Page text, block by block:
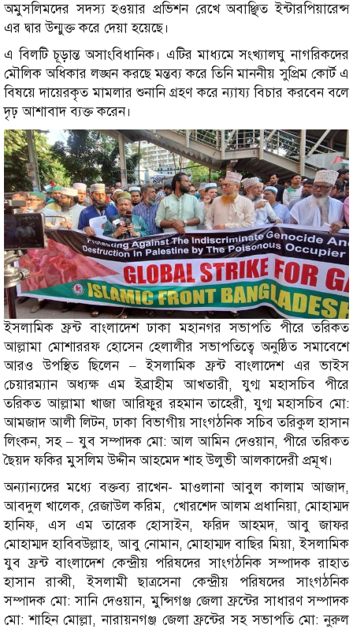
অমুসলিমদের সদস্য হওয়ার প্রভিশন রেখে অবাঞ্ছিত ইন্টারপিয়ারেন্স
এর দ্বার উন্মুক্ত করে দেয়া হয়েছে।
এ বিলটি চূড়ান্ত অসাংবিধানিক। এটির মাধ্যমে সংখ্যালঘু নাগরিকদের
মৌলিক অধিকার লঙ্ঘন করছে মন্তব্য করে তিনি মাননীয় সুপ্রিম কোর্ট এ
বিষয়ে দায়েরকৃত মামলার শুনানি গ্রহণ করে ন্যায্য বিচার করবেন বলে
দৃঢ় আশাবাদ ব্যক্ত করেন।
ইসলামিক ফ্রন্ট বাংলাদেশ ঢাকা মহানগর সভাপতি পীরে তরিকত
আল্লামা মোশাররফ হোসেন হেলালীর সভাপতিত্বে অনুষ্ঠিত সমাবেশে
আরও উপস্থিত ছিলেন – ইসলামিক ফ্রন্ট বাংলাদেশ এর ভাইস
চেয়ারম্যান অধ্যক্ষ এম ইব্রাহীম আখতারী, যুগ্ম মহাসচিব পীরে
তরিকত আল্লামা খাজা আরিফুর রহমান তাহেরী, যুগ্ম মহাসচিব মো:
আমজাদ আলী লিটন, ঢাকা বিভাগীয় সাংগঠনিক সচিব তরিকুল হাসান
লিংকন, সহ – যুব সম্পাদক মো: আল আমিন দেওয়ান, পীরে তরিকত
ছৈয়দ ফকির মুসলিম উদ্দীন আহমেদ শাহ উলুভী আলকাদেরী প্রমূখ।
অন্যান্যদের মধ্যে বক্তব্য রাখেন- মাওলানা আবুল কালাম আজাদ,
আবদুল খালেক, রেজাউল করিম, খোরশেদ আলম প্রধানিয়া, মোহাম্মদ
হানিফ, এস এম তারেক হোসাইন, ফরিদ আহমদ, আবু জাফর
মোহাম্মদ হাবিবউল্লাহ, আবু নোমান, মোহাম্মদ বাছির মিয়া, ইসলামিক
যুব ফ্রন্ট বাংলাদেশ কেন্দ্রীয় পরিষদের সাংগঠনিক সম্পাদক রাহাত
হাসান রাব্বী, ইসলামী ছাত্রসেনা কেন্দ্রীয় পরিষদের সাংগঠনিক
সম্পাদক মো: সানি দেওয়ান, মুন্সিগঞ্জ জেলা ফ্রন্টের সাধারণ সম্পাদক
মো: শাহিন মোল্লা, নারায়নগঞ্জ জেলা ফ্রন্টের সহ সভাপতি মো: নুরুল